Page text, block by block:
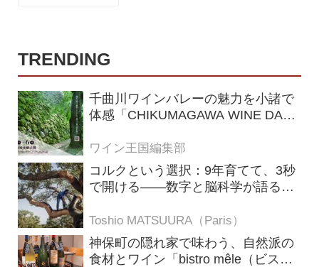
TRENDING
千曲川ワインバレーの魅力を小諸で
体感「CHIKUMAGAWA WINE DAYS
ワイン王国編集部
コルクという選択：9年育てて、3秒
で開ける——数字と脳科学が語る栓
Toshio MATSUURA（Paris）
神保町の隠れ家で味わう、自然派の
食材とワイン「bistro mêle（ビスト